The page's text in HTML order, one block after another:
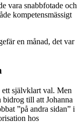
vara snabbfotade och
kompetensmässigt
en månad, det var
självklart val. Men
till att Johanna
”på andra sidan” i
hos